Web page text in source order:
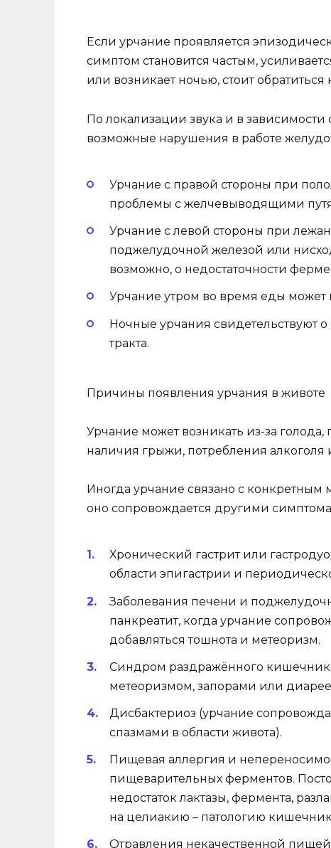
Если урчание проявляется
симптом становится частым,
или возникает ночью, стоит обратиться
По локализации звука и в
возможные нарушения в работе
Урчание с правой стороны при
проблемы с желчевыводящими
Урчание с левой стороны при
поджелудочной железой или
возможно, о недостаточности
Урчание утром во время еды
Ночные урчания свидетельствуют
тракта.
Причины появления урчания в животе
Урчание может возникать из-за
наличия грыжи, потребления алкоголя
Иногда урчание связано с
оно сопровождается другими
Хронический гастрит или
области эпигастрии и
Заболевания печени и
панкреатит, когда урчание
добавляться тошнота и метеоризм.
Синдром раздражённого
метеоризмом, запорами или
Дисбактериоз (урчание
спазмами в области живота).
Пищевая аллергия и
пищеварительных ферментов.
недостаток лактазы, фермента,
на целиакию – патологию
Отравления некачественной